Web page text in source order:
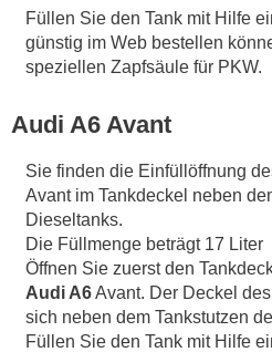
Füllen Sie den Tank mit Hilfe
günstig im Web bestellen
speziellen Zapfsäule für PKW.
Audi A6 Avant
Sie finden die Einfüllöffnung
Avant im Tankdeckel neben
Dieseltanks.
Die Füllmenge beträgt 17 Liter
Öffnen Sie zuerst den
Audi A6Avant. Der Deckel
sich neben dem Tankstutzen
Füllen Sie den Tank mit Hilfe